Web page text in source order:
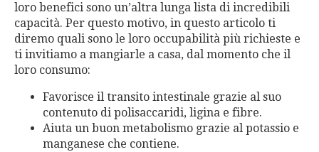
loro benefici sono un’altra lunga lista di incredibili
capacità. Per questo motivo, in questo articolo ti
diremo quali sono le loro occupabilità più richieste e
ti invitiamo a mangiarle a casa, dal momento che il
loro consumo:
Favorisce il transito intestinale grazie al suo
contenuto di polisaccaridi, ligina e fibre.
Aiuta un buon metabolismo grazie al potassio e
manganese che contiene.